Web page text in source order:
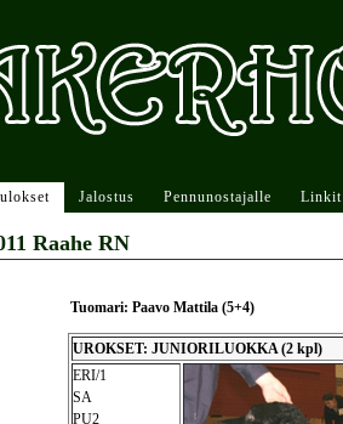
Jalostus Pennunostajalle Linkit
Raahe RN
Tuomari: Paavo Mattila (5+4)
UROKSET: JUNIORILUOKKA (2 kpl)
ERI/1
SA
PU2